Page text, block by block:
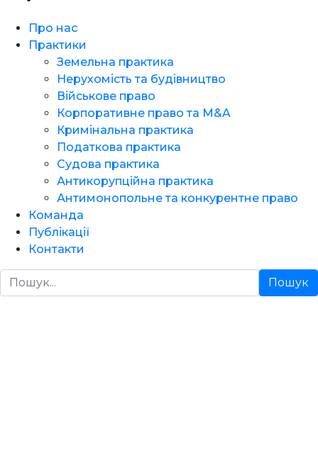
Про нас
Практики
Земельна практика
Нерухомість та будівництво
Військове право
Корпоративне право та M&A
Кримінальна практика
Податкова практика
Судова практика
Антикорупційна практика
Антимонопольне та конкурентне право
Команда
Публікації
Контакти
Пошук